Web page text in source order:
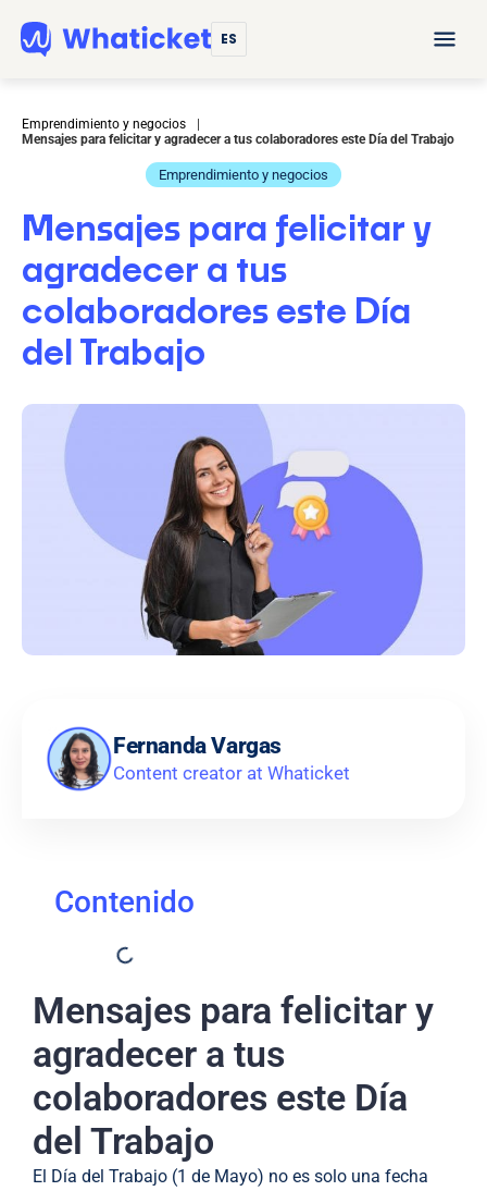
ES
Emprendimiento y negocios
Mensajes para felicitar y agradecer a tus colaboradores este Día del Trabajo
Emprendimiento y negocios
Mensajes para felicitar y
agradecer a tus
colaboradores este Día
del Trabajo
Fernanda Vargas
Content creator at Whaticket
Contenido
Mensajes para felicitar y
agradecer a tus
colaboradores este Día
del Trabajo
El Día del Trabajo (1 de Mayo) no es solo una fecha